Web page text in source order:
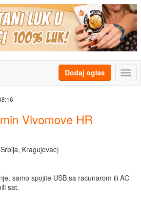
Dodaj oglas
Vivomove HR
Kragujevac)
samo spojite USB sa racunarom ili AC
sat.